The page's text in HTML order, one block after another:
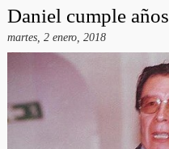
Daniel cumple años
martes, 2 enero, 2018